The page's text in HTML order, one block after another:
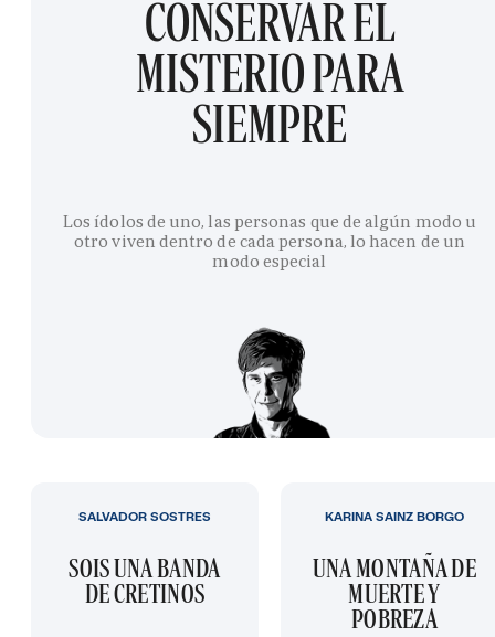
CONSERVAR EL
MISTERIO PARA
SIEMPRE
Los ídolos de uno, las personas que de algún modo u
otro viven dentro de cada persona, lo hacen de un
modo especial
SOIS UNA BANDA
DE CRETINOS
SALVADOR SOSTRES
UNA MONTAÑA DE
MUERTE Y
POBREZA
KARINA SAINZ BORGO